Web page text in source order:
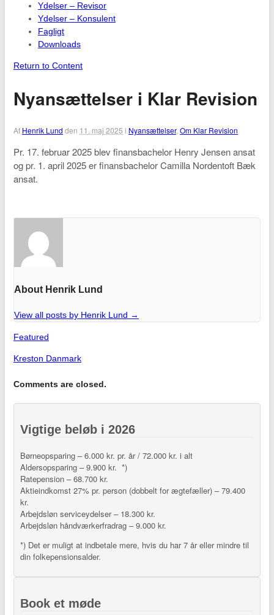
Ydelser – Revisor
Ydelser – Konsulent
Fagligt
Downloads
Return to Content
Nyansættelser i Klar Revision
Af Henrik Lund den 11. maj 2025 i Nyansættelser, Om Klar Revision
Pr. 17. februar 2025 blev finansbachelor Henry Jensen ansat
og pr. 1. april 2025 er finansbachelor Camilla Nordentoft Bæk
ansat.
About Henrik Lund
View all posts by Henrik Lund →
Featured
Kreston Danmark
Comments are closed.
Vigtige beløb i 2026
Børneopsparing – 6.000 kr. pr. år / 72.000 kr. i alt
Aldersopsparing – 9.900 kr. *)
Ratepension – 68.700 kr.
Aktieindkomst 27% pr. person (dobbelt for ægtefæller) – 79.400
kr.
Arbejdsløn serviceydelser – 18.300 kr.
Arbejdsløn håndværkerfradrag – 9.000 kr.
*) Det er muligt at indbetale mere, hvis du har 7 år eller mindre til
din folkepensionsalder.
Book et møde